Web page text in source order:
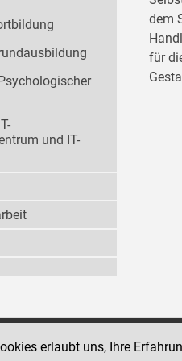
dem
für
und IT-
1080 Wien
erlaubt uns, Ihre